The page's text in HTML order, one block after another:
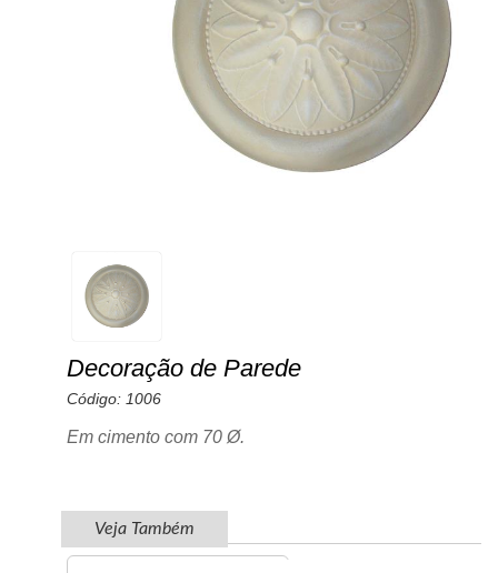
Decoração de Parede
Código: 1006
Em cimento com 70 Ø.
Veja Também